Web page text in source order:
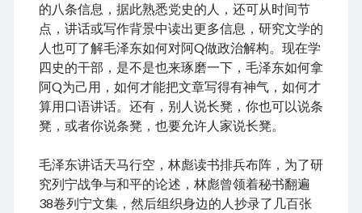
的八条信息，据此熟悉党史的人，还可从时间节
点，讲话或写作背景中读出更多信息，研究文学的
人也可了解毛泽东如何对阿Q做政治解构。现在学
四史的干部，是不是也来琢磨一下，毛泽东如何拿
阿Q为己用，如何才能把文章写得有神气，如何才
算用口语讲话。还有，别人说长凳，你也可以说条
凳，或者你说条凳，也要允许人家说长凳。
毛泽东讲话天马行空，林彪读书排兵布阵，为了研
究列宁战争与和平的论述，林彪曾领着秘书翻遍
38卷列宁文集，然后组织身边的人抄录了几百张